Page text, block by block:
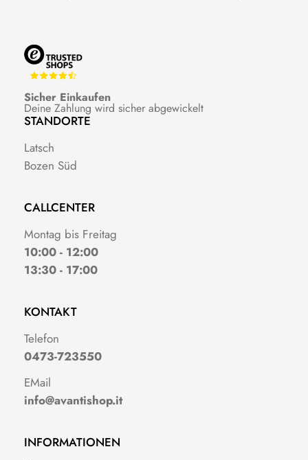
Sicher Einkaufen
Deine Zahlung wird sicher abgewickelt
STANDORTE
Latsch
Bozen Süd
CALLCENTER
Montag bis Freitag
10:00 - 12:00
13:30 - 17:00
KONTAKT
Telefon
0473-723550
EMail
info@avantishop.it
INFORMATIONEN